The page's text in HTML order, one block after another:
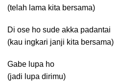
(telah lama kita bersama)
Di ose ho sude akka padantai
(kau ingkari janji kita bersama)
Gabe lupa ho
(jadi lupa dirimu)